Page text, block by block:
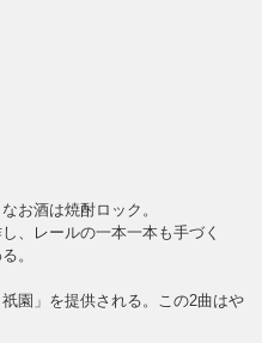
お酒は焼酎ロック。
、レールの一本一本も手づく
。
園」を提供される。この2曲はや